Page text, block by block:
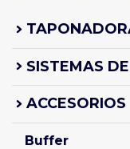
SISTEMAS
ACCESORIOS
Buffer